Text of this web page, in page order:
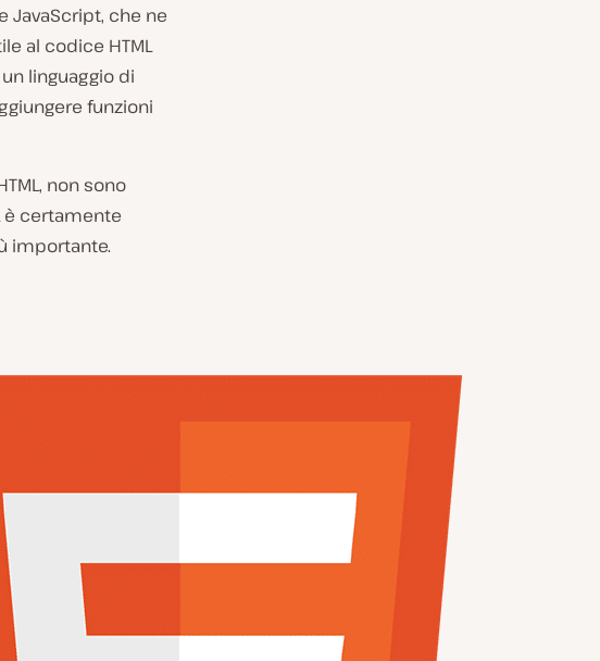
e JavaScript, che ne
al codice HTML
linguaggio di
funzioni
non sono
è certamente
importante.